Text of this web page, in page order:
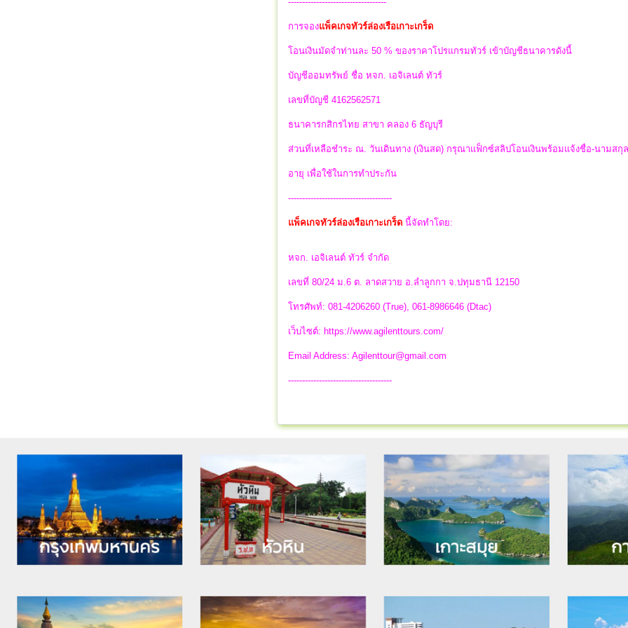
การจองแพ็คเกจทัวร์ล่องเรือเกาะเกร็ด
โอนเงินมัดจำท่านละ 50 % ของราคาโปรแกรมทัวร์ เข้าบัญชีธนาคารดังนี้
บัญชีออมทรัพย์ ชื่อ หจก. เอจิเลนต์ ทัวร์
เลขที่บัญชี 4162562571
ธนาคารกสิกรไทย สาขา คลอง 6 ธัญบุรี
ส่วนที่เหลือชำระ ณ. วันเดินทาง (เงินสด) กรุณาแฟ็กซ์สลิปโอนเงินพร้อมแจ้งชื่อ-นามสกุล
อายุ เพื่อใช้ในการทำประกัน
-------------------------------------
แพ็คเกจทัวร์ล่องเรือเกาะเกร็ด นี้จัดทำโดย:
หจก. เอจิเลนต์ ทัวร์ จำกัด
เลขที่ 80/24 ม.6 ต. ลาดสวาย อ.ลำลูกกา จ.ปทุมธานี 12150
โทรศัพท์: 081-4206260 (True), 061-8986646 (Dtac)
เว็บไซต์: https://www.agilenttours.com/
Email Address: Agilenttour@gmail.com
-------------------------------------